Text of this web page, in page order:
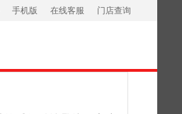
手机版 在线客服 门店查询